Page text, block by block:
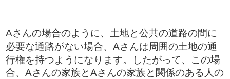
​Aさんの場合のように、土地と公共の道路の間に
必要な通路がない場合、Aさんは周囲の土地の通
行権を持つようになります。したがって、この場
合、Aさんの家族とAさんの家族と関係のある人の